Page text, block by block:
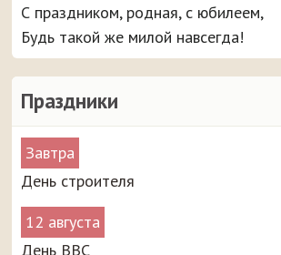
Праздники
Завтра
День строителя
12 августа
День ВВС
С праздником, родная, с юбилеем,
Будь такой же милой навсегда!